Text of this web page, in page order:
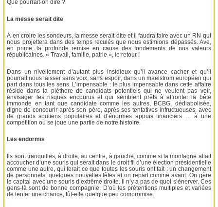
Que pourrait-on dire ?
La messe serait dite
À en croire les sondeurs, la messe serait dite et il faudra faire avec un RN qui
nous projettera dans des temps reculés que nous estimions dépassés. Ave,
en prime, la profonde remise en cause des fondements de nos valeurs
républicaines. « Travail, famille, patrie », le retour !
Dans un nivellement d’autant plus insidieux qu’il avance cacher et qu’il
pourrait nous laisser sans voix, sans espoir, dans un maelström européen qui
part dans tous les sens. L’impensable : le plus impensable dans cette affaire
réside dans la pléthore de candidats potentiels qui ne veulent pas voir,
envisager les risques encourus et qui semblent prêts à affronter la bête
immonde en tant que candidate comme les autres, BCBG, dédiabolisée,
digne de concourir après son père, après ses tentatives infructueuses, avec
de grands soutiens populaires et d’énormes appuis financiers … à une
compétition où se joue une partie de notre histoire.
Les endormis
Ils sont tranquilles, à droite, au centre, à gauche, comme si la montagne allait
accoucher d’une souris qui serait dans le droit fil d’une élection présidentielle
comme une autre, qui ferait ce que toutes les souris ont fait : un changement
de personnels, quelques nouvelles têtes et on repart comme avant. On gère
le capital avec une souris d’extrême droite. Il n’y a pas de quoi s’énerver. Ces
gens-là sont de bonne compagnie. D’où les prétentions multiples et variées
de tenter une chance, fût-elle quelque peu compromise.